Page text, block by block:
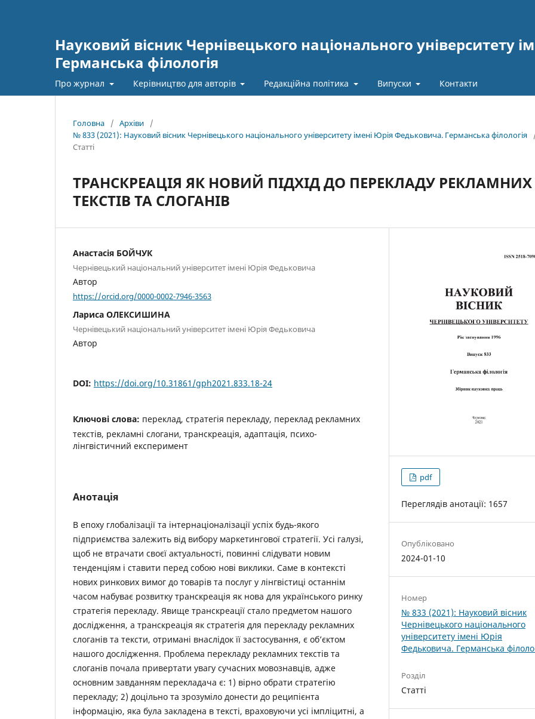
Науковий вісник Чернівецького національного університету
Германська філологія
Про журнал Керівництво для авторів Редакційна політика Випуски Контакти
Головна / Архіви
/
№ 833 (2021): Науковий вісник Чернівецького національного університету імені Юрія Федьковича. Германська філологія
Статті
ТРАНСКРЕАЦІЯ ЯК НОВИЙ ПІДХІД ДО ПЕРЕКЛАДУ РЕКЛАМНИХ
ТЕКСТІВ ТА СЛОГАНІВ
Анастасія БОЙЧУК
Чернівецький національний університет імені Юрія Федьковича
Автор
https://orcid.org/0000-0002-7946-3563
Лариса ОЛЕКСИШИНА
Чернівецький національний університет імені Юрія Федьковича
Автор
DOI: https://doi.org/10.31861/gph2021.833.18-24
Ключові слова: переклад, стратегія перекладу, переклад рекламних
текстів, рекламні слогани, транскреація, адаптація, психо-
лінгвістичний експеримент
Анотація
В епоху глобалізації та інтернаціоналізації успіх будь-якого
підприємства залежить від вибору маркетингової стратегії. Усі галузі,
щоб не втрачати своєї актуальності, повинні слідувати новим
тенденціям і ставити перед собою нові виклики. Саме в контексті
нових ринкових вимог до товарів та послуг у лінгвістиці останнім
часом набуває розвитку транскреація як нова для українського ринку
стратегія перекладу. Явище транскреації стало предметом нашого
дослідження, а транскреація як стратегія для перекладу рекламних
слоганів та тексти, отримані внаслідок її застосування, є об’єктом
нашого дослідження. Проблема перекладу рекламних текстів та
слоганів почала привертати увагу сучасних мовознавців, адже
основним завданням перекладача є: 1) вірно обрати стратегію
перекладу; 2) доцільно та зрозуміло донести до реципієнта
інформацію, яка була закладена в тексті, враховуючи усі імпліцитні, а
pdf
Переглядів анотації: 1657
Опубліковано
2024-01-10
Номер
№ 833 (2021): Науковий вісник
Чернівецького національного
університету імені Юрія
Федьковича. Германська
Розділ
Статті